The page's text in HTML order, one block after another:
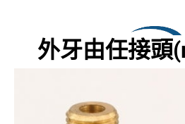
外牙由任接頭